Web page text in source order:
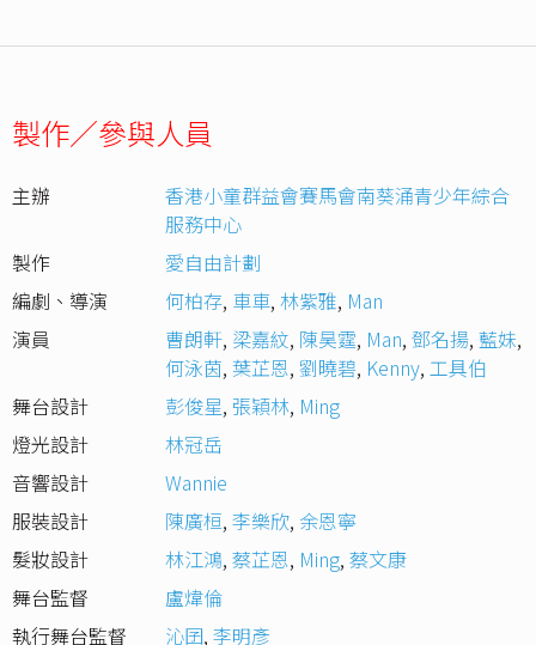
製作／參與人員
主辦
香港小童群益會賽馬會南葵涌青少年綜合
服務中心
製作
愛自由計劃
編劇、導演
何柏存, 車車,林紫雅, Man
演員
曹朗軒, 梁嘉紋, 陳昊霆, Man,鄧名揚,藍妹,
何泳茵,葉芷恩,劉曉碧, Kenny, 工具伯
舞台設計
彭俊星, 張穎林, Ming
燈光設計
林冠岳
音響設計
Wannie
服裝設計
陳廣桓,李樂欣, 余恩寧
髮妝設計
林江鴻,蔡芷恩, Ming,蔡文康
舞台監督
盧煒倫
執行舞台監督
沁囝,李明彥